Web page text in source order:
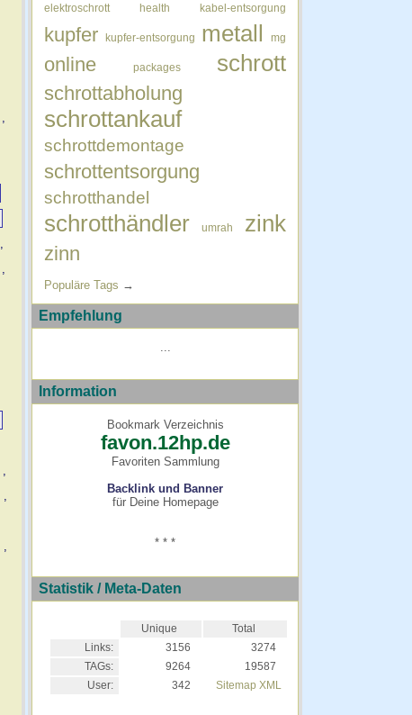
,
,
,
,
,
,
elektroschrott health kabel-entsorgung
kupfer kupfer-entsorgung metall mg
online packages schrott
schrottabholung
schrottankauf
schrottdemontage
schrottentsorgung
schrotthandel
schrotthändler umrah zink
zinn
Populäre Tags →
Empfehlung
Information
Bookmark Verzeichnis
favon.12hp.de
Favoriten Sammlung
Backlink und Banner
für Deine Homepage
* * *
Statistik / Meta-Daten
Unique
Total
Links:
3156
3274
TAGs:
9264
19587
User:
342 Sitemap XML